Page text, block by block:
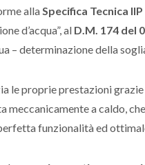
allaSpecifica Tecnica
d’acqua”, al D.M. 174 del
– determinazione della
le proprie prestazioni grazie
meccanicamente a caldo,
funzionalità ed